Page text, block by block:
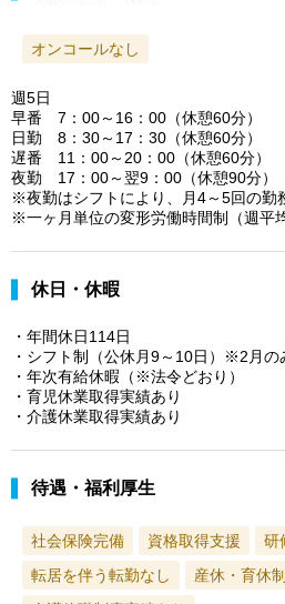
オンコールなし
週5日
早番 7：00～16：00（休憩60分）
日勤 8：30～17：30（休憩60分）
遅番 11：00～20：00（休憩60分）
夜勤 17：00～翌9：00（休憩90分）
※夜勤はシフトにより、月4～5回の勤
※一ヶ月単位の変形労働時間制（週平
休日・休暇
・年間休日114日
・シフト制（公休月9～10日）※2月の
・年次有給休暇（※法令どおり）
・育児休業取得実績あり
・介護休業取得実績あり
待遇・福利厚生
社会保険完備 資格取得支援 研
転居を伴う転勤なし
産休・育休